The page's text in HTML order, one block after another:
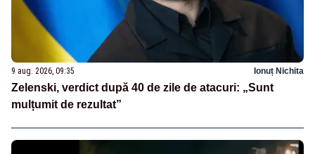
9 aug. 2026, 09:35 Ionuț Nichita
Zelenski, verdict după 40 de zile de atacuri: „Sunt
mulțumit de rezultat”